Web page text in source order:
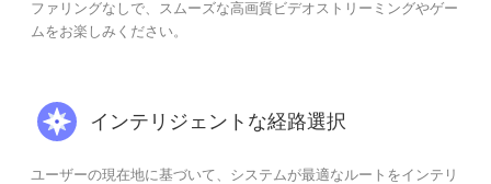
ファリングなしで、スムーズな高画質ビデオストリーミングやゲー
ムをお楽しみください。
インテリジェントな経路選択
ユーザーの現在地に基づいて、システムが最適なルートをインテリ